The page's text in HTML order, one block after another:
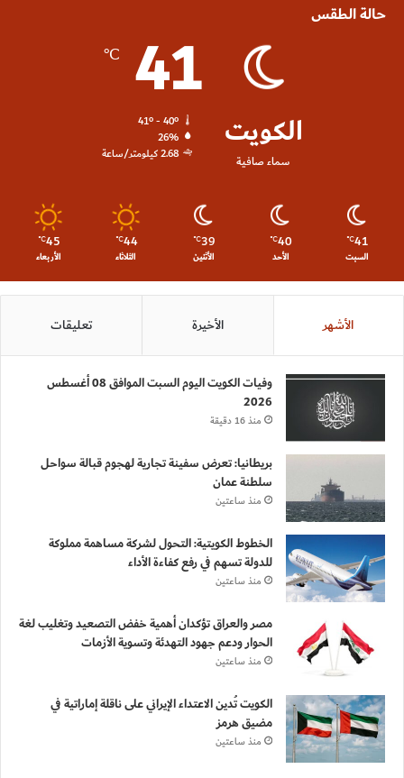
حالة الطقس
الكويت
سماء صافية
41
℃
41º - 40º
26%
2.68 كيلومتر/ساعة
41
℃
السبت
40
℃
الأحد
39
℃
الأثنين
44
℃
الثلاثاء
45
℃
الأربعاء
الأشهر الأخيرة تعليقات
وفيات الكويت اليوم السبت الموافق 08 أغسطس
2026
منذ 16 دقيقة
بريطانيا: تعرض سفينة تجارية لهجوم قبالة سواحل
سلطنة عمان
منذ ساعتين
الخطوط الكويتية: التحول لشركة مساهمة مملوكة
للدولة تسهم في رفع كفاءة الأداء
منذ ساعتين
مصر والعراق تؤكدان أهمية خفض التصعيد وتغليب لغة
الحوار ودعم جهود التهدئة وتسوية الأزمات
منذ ساعتين
الكويت تُدين الاعتداء الإيراني على ناقلة إماراتية في
مضيق هرمز
منذ ساعتين